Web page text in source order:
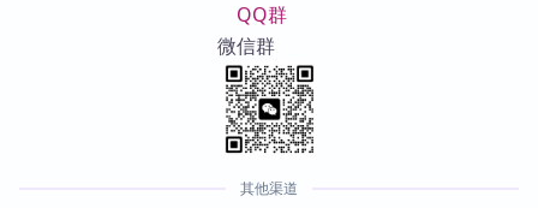
QQ群
微信群
其他渠道